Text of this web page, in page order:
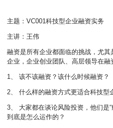
主题：VC001科技型企业融资实务
主讲：王伟
融资是所有企业都面临的挑战，尤
企业，企业创业团队、高层领导在融
1、 该不该融资？该什么时候融资？
2、 什么样的融资方式更适合科技型
3、 大家都在谈论风险投资，他们是“
到底是怎么运作的？